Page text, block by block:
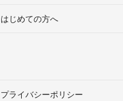
はじめての方へ
プライバシーポリシー